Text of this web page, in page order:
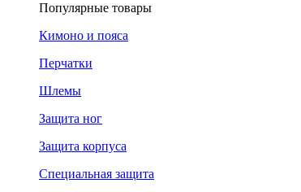
Популярные товары
Кимоно и пояса
Перчатки
Шлемы
Защита ног
Защита корпуса
Специальная защита